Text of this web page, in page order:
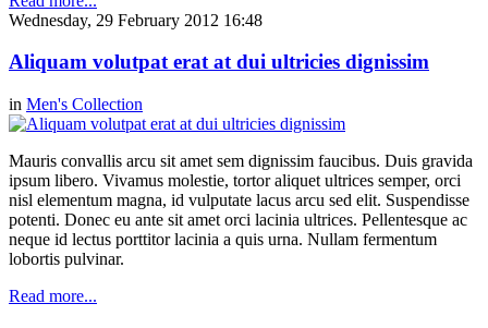
Wednesday, 29 February 2012 16:48
Aliquam volutpat erat at dui ultricies dignissim
in Men's Collection
Mauris convallis arcu sit amet sem dignissim faucibus. Duis gravida
ipsum libero. Vivamus molestie, tortor aliquet ultrices semper, orci
nisl elementum magna, id vulputate lacus arcu sed elit. Suspendisse
potenti. Donec eu ante sit amet orci lacinia ultrices. Pellentesque ac
neque id lectus porttitor lacinia a quis urna. Nullam fermentum
lobortis pulvinar.
Read more...